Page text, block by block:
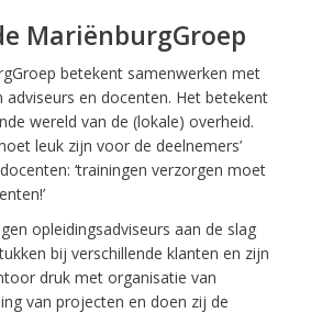
MariënburgGroep
betekent samenwerken met
adviseurs en docenten. Het betekent
wereld van de (lokale) overheid.
leuk zijn voor de deelnemers’
‘trainingen verzorgen moet
opleidingsadviseurs aan de slag
bij verschillende klanten en zijn
druk met organisatie van
van projecten en doen zij de